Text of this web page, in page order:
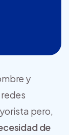
y
pero,
de